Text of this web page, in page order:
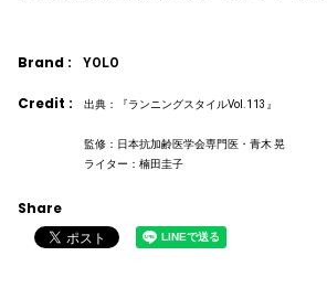
Brand : YOLO
Credit : 出典：『ランニングスタイルVol.113』
監修：日本抗加齢医学会専門医・青木 晃
ライター：楠田圭子
Share